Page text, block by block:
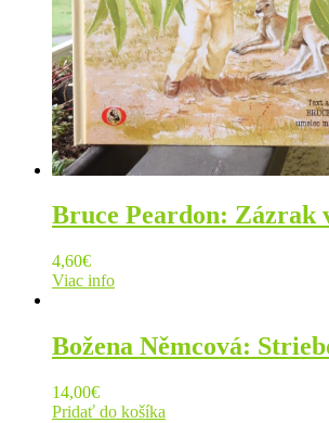
Bruce Peardon:
4,60€
Viac info
Božena Němcová:
14,00€
Pridať do košíka